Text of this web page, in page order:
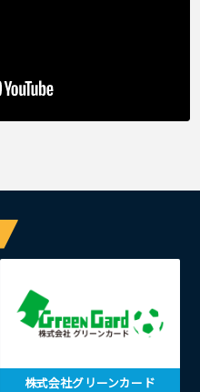
株式会社グリーンカード